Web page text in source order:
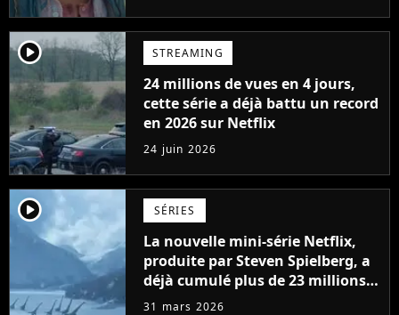
player2 STREAMING
24 millions de vues en 4 jours,
cette série a déjà battu un record
en 2026 sur Netflix
24 juin 2026
player2 SÉRIES
La nouvelle mini-série Netflix,
produite par Steven Spielberg, a
déjà cumulé plus de 23 millions
de vues
31 mars 2026